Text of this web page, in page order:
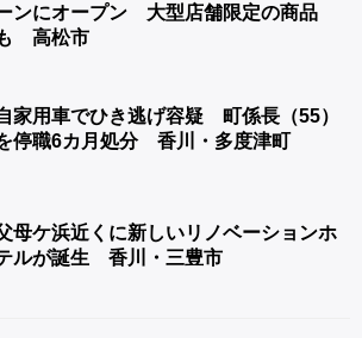
ンにオープン 大型店舗限定の商品
高松市
家用車でひき逃げ容疑 町係長（55）
停職6カ月処分 香川・多度津町
母ケ浜近くに新しいリノベーションホ
ルが誕生 香川・三豊市